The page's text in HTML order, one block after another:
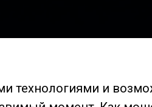
технологиями и